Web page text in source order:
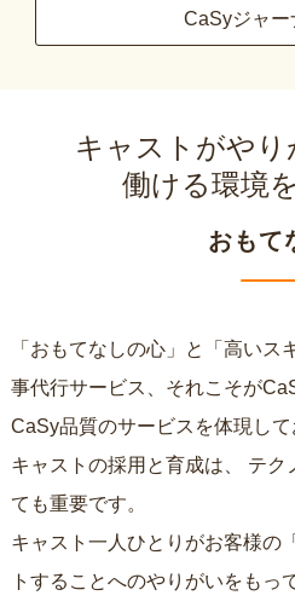
CaSyジャー
キャストがやり
働ける環境
おもて
「おもてなしの心」と「高いス
事代行サービス、それこそが
CaSy品質のサービスを体現し
キャストの採用と育成は、
ても重要です。
キャスト一人ひとりがお客様の
トすることへのやりがいをもっ